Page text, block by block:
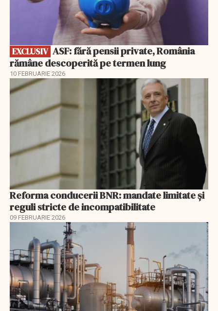
EXCLUSIV
rămâne descoperită pe termen lung
10 FEBRUARIE 2026
Reforma conducerii BNR: mandate limitate și
reguli stricte de incompatibilitate
09 FEBRUARIE 2026